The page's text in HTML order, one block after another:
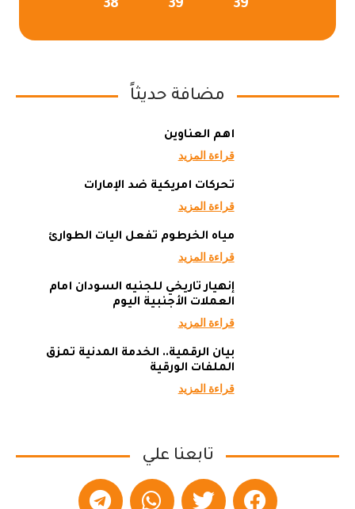
39°
39°
38°
مضافة حديثاً
أهم العناوين
قراءة المزيد
تحركات أمريكية ضد الإمارات
قراءة المزيد
مياه الخرطوم تفعل آليات الطوارئ
قراءة المزيد
إنهيار تاريخي للجنيه السودان أمام
العملات الأجنبية اليوم
قراءة المزيد
بيان الرقمية.. الخدمة المدنية تمزق
الملفات الورقية
قراءة المزيد
تابعنا علي